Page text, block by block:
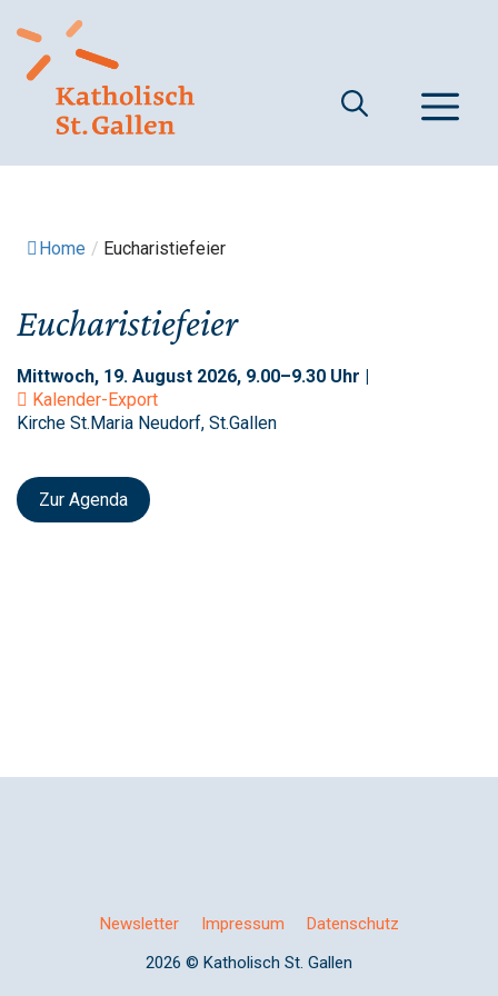
zum
Inhalt
Home / Eucharistiefeier
Eucharistiefeier
Mittwoch, 19. August 2026, 9.00–9.30 Uhr |
Kalender-Export
Kirche St.Maria Neudorf, St.Gallen
Zur Agenda
Newsletter Impressum
Datenschutz
2026 © Katholisch St. Gallen